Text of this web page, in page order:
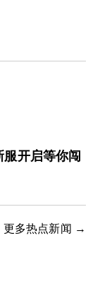
开启等你闯
更多热点新闻 →